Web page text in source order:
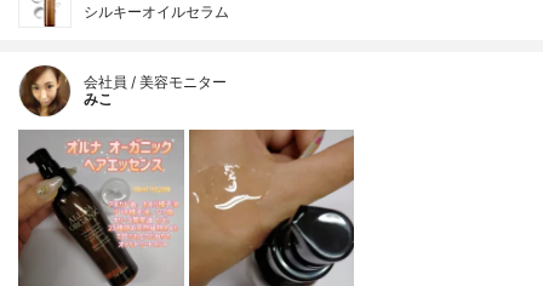
シルキーオイルセラム
会社員 / 美容モニター
みこ